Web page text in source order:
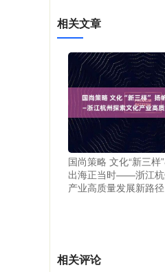
相关文章
国尚策略 文化“新三样
出海正当时——浙江杭
产业高质量发展新路径
相关评论